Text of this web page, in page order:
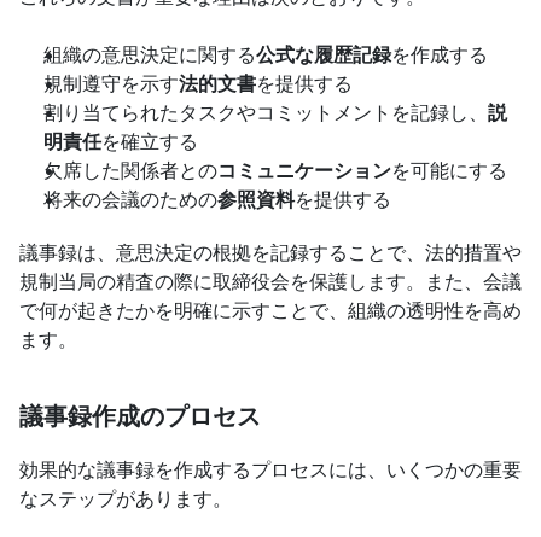
組織の意思決定に関する公式な履歴記録を作成する
規制遵守を示す法的文書を提供する
割り当てられたタスクやコミットメントを記録し、 説
明責任を確立する
欠席した関係者とのコミュニケーションを可能にする
将来の会議のための参照資料を提供する
議事録は、意思決定の根拠を記録することで、法的措置や
規制当局の精査の際に取締役会を保護します。また、会議
で何が起きたかを明確に示すことで、組織の透明性を高め
ます。
議事録作成のプロセス
効果的な議事録を作成するプロセスには、いくつかの重要
なステップがあります。